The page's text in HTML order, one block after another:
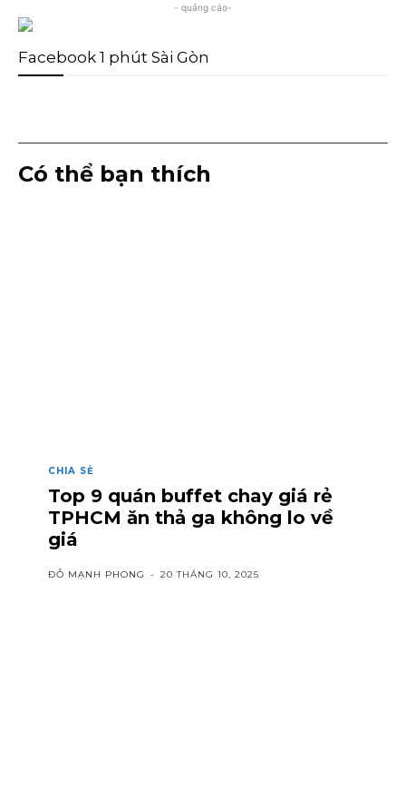
- quảng cáo-
Facebook 1 phút Sài Gòn
Có thể bạn thích
CHIA SẺ
Top 9 quán buffet chay giá rẻ
TPHCM ăn thả ga không lo về
giá
ĐỖ MẠNH PHONG - 20 THÁNG 10, 2025